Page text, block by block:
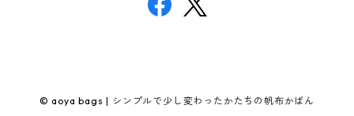
© aoya bags | シンプルで少し変わったかたちの帆布かばん